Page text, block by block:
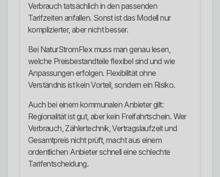
Verbrauch tatsächlich in den passenden
Tarifzeiten anfallen. Sonst ist das Modell nur
komplizierter, aber nicht besser.
Bei NaturStromFlex muss man genau lesen,
welche Preisbestandteile flexibel sind und wie
Anpassungen erfolgen. Flexibilität ohne
Verständnis ist kein Vorteil, sondern ein Risiko.
Auch bei einem kommunalen Anbieter gilt:
Regionalität ist gut, aber kein Freifahrtschein. Wer
Verbrauch, Zählertechnik, Vertragslaufzeit und
Gesamtpreis nicht prüft, macht aus einem
ordentlichen Anbieter schnell eine schlechte
Tarifentscheidung.